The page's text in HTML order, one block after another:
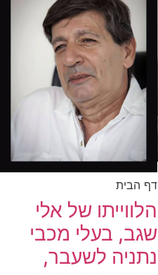
דף הבית
הלווייתו של אלי
שגב, בעלי מכבי
נתניה לשעבר,